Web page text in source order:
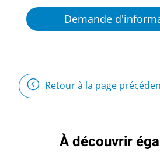
Demande
Retour à la page
À découvrir